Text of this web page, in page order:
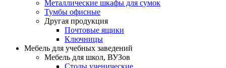
Металлические шкафы для сумок
Тумбы офисные
Другая продукция
Почтовые ящики
Ключницы
Мебель для учебных заведений
Мебель для школ, ВУЗов
Столы ученические